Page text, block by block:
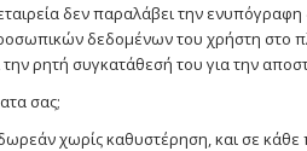
δεν παραλάβει την
δεδομένων του χρήστη στο
ρητή συγκατάθεσή του για την
σας;
χωρίς καθυστέρηση, και σε